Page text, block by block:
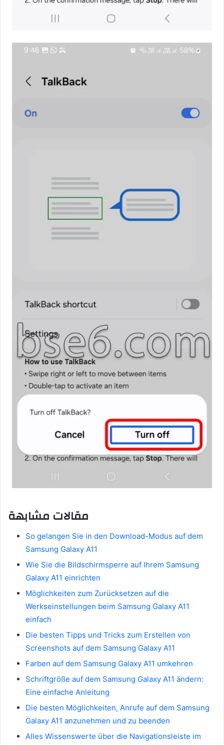
مقالات مشابهة
So gelangen Sie in den Download-Modus auf dem
Samsung Galaxy A11
Wie Sie die Bildschirmsperre auf Ihrem Samsung
Galaxy A11 einrichten
Möglichkeiten zum Zurücksetzen auf die
Werkseinstellungen beim Samsung Galaxy A11
einfach
Die besten Tipps und Tricks zum Erstellen von
Screenshots auf dem Samsung Galaxy A11
Farben auf dem Samsung Galaxy A11 umkehren
Schriftgröße auf dem Samsung Galaxy A11 ändern:
Eine einfache Anleitung
Die besten Möglichkeiten, Anrufe auf dem Samsung
Galaxy A11 anzunehmen und zu beenden
Alles Wissenswerte über die Navigationsleiste im